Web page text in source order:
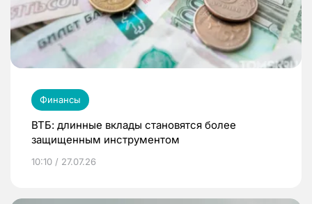
Финансы
ВТБ: длинные вклады становятся более
защищенным инструментом
10:10 / 27.07.26